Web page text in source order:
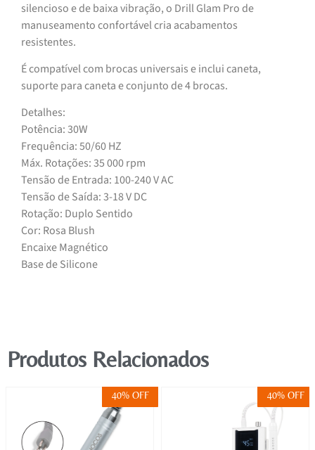
silencioso e de baixa vibração, o Drill Glam Pro de
manuseamento confortável cria acabamentos
resistentes.
É compatível com brocas universais e inclui caneta,
suporte para caneta e conjunto de 4 brocas.
Detalhes:
Potência: 30W
Frequência: 50/60 HZ
Máx. Rotações: 35 000 rpm
Tensão de Entrada: 100-240 V AC
Tensão de Saída: 3-18 V DC
Rotação: Duplo Sentido
Cor: Rosa Blush
Encaixe Magnético
Base de Silicone
Produtos Relacionados
40% OFF 40% OFF